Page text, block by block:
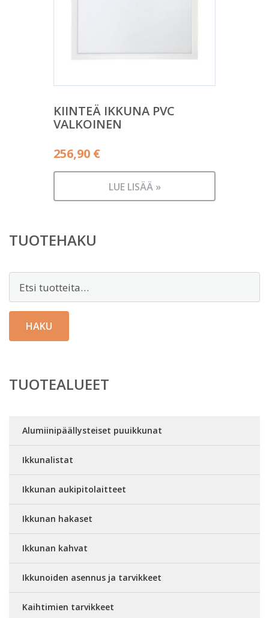
KIINTEÄ IKKUNA PVC
VALKOINEN
256,90 €
LUE LISÄÄ »
TUOTEHAKU
HAKU
TUOTEALUEET
Alumiinipäällysteiset puuikkunat
Ikkunalistat
Ikkunan aukipitolaitteet
Ikkunan hakaset
Ikkunan kahvat
Ikkunoiden asennus ja tarvikkeet
Kaihtimien tarvikkeet